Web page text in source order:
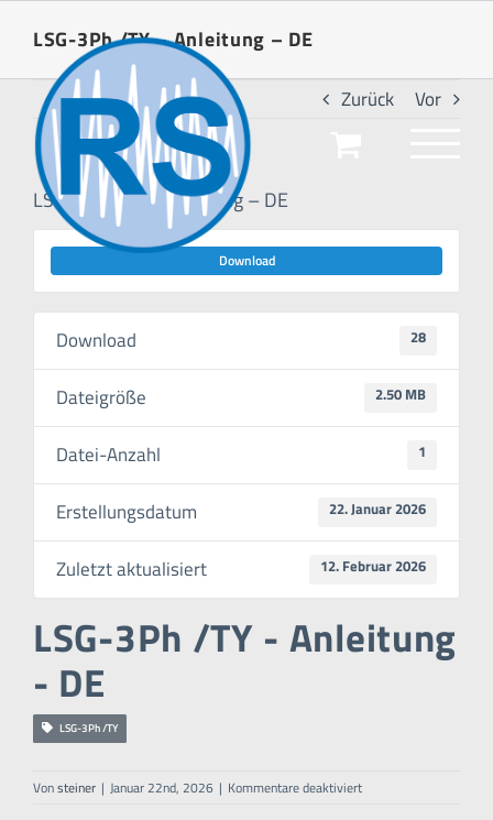
Inhalt
springen
LSG-3Ph /TY – Anleitung – DE
Zurück Vor
LSG-3Ph /TY – Anleitung – DE
Download
Download 28
Dateigröße 2.50 MB
Datei-Anzahl 1
Erstellungsdatum 22. Januar 2026
Zuletzt aktualisiert 12. Februar 2026
LSG-3Ph /TY - Anleitung
- DE
LSG-3Ph /TY
Vonsteiner | Januar 22nd, 2026 | Kommentare deaktiviertfür